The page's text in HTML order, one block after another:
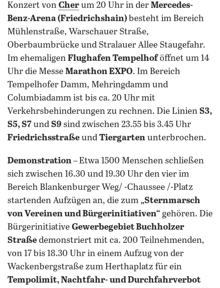
Konzert von Cher um 20 Uhr in der Mercedes-
Benz-Arena (Friedrichshain) besteht im Bereich
Mühlenstraße, Warschauer Straße,
Oberbaumbrücke und Stralauer Allee Staugefahr.
Im ehemaligen Flughafen Tempelhoföffnet um 14
Uhr die Messe Marathon EXPO. Im Bereich
Tempelhofer Damm, Mehringdamm und
Columbiadamm ist bis ca. 20 Uhr mit
Verkehrsbehinderungen zu rechnen. Die Linien S3,
S5, S7 und S9 sind zwischen 23.55 bis 3.45 Uhr
Friedrichsstraße und Tiergarten unterbrochen.
Demonstration –Etwa 1500 Menschen schließen
sich zwischen 16.30 und 19.30 Uhr den vier im
Bereich Blankenburger Weg/ -Chaussee /-Platz
startenden Aufzügen an, die zum „Sternmarsch
von Vereinen und Bürgerinitiativen“ gehören. Die
Bürgerinitiative Gewerbegebiet Buchholzer
Straße demonstriert mit ca. 200 Teilnehmenden,
von 17 bis 18.30 Uhr in einem Aufzug von der
Wackenbergstraße zum Herthaplatz für ein
Tempolimit, Nachtfahr- und Durchfahrverbot